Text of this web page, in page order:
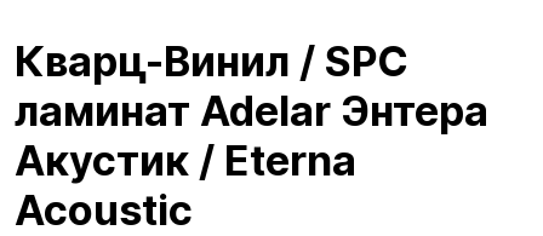
Кварц-Винил / SPC
ламинат Adelar Энтера
Акустик / Eterna
Acoustic